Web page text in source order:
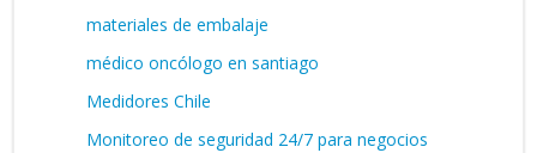
materiales de embalaje
médico oncólogo en santiago
Medidores Chile
Monitoreo de seguridad 24/7 para negocios